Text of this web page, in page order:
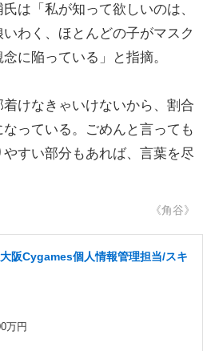
は「私が知って欲しいのは、
わく、ほとんどの子がマスク
に陥っている」と指摘。
けなきゃいけないから、割合
っている。ごめんと言っても
すい部分もあれば、言葉を尽
《角谷》
阪Cygames個人情報管理担当/スキ
万円